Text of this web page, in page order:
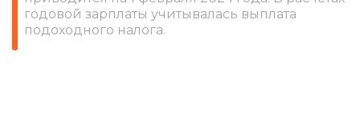
годовой зарплаты учитывалась выплата
подоходного налога.